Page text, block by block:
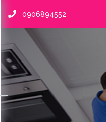
content
0906894552